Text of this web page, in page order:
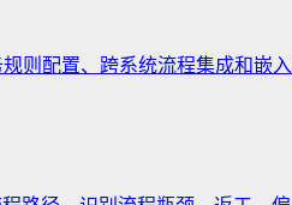
则配置、跨系统流程集成和嵌